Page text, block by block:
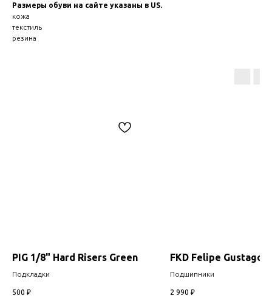
Размеры обуви на сайте указаны в US.
кожа
текстиль
резина
PIG 1/8" Hard Risers Green
Подкладки
500 ₽
FKD Felipe Gustago
Подшипники
2 990 ₽